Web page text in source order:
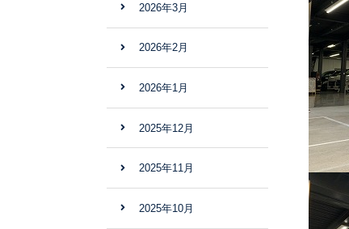
2026年3月
2026年2月
2026年1月
2025年12月
2025年11月
2025年10月